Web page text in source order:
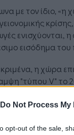
Do Not Process
opt-out of the sale,
με τον ίδιο, «η
ενισχύονται,
εισόδημα του
η χώρα
"τύπου V" τo
των
ανάκαμψη
Η